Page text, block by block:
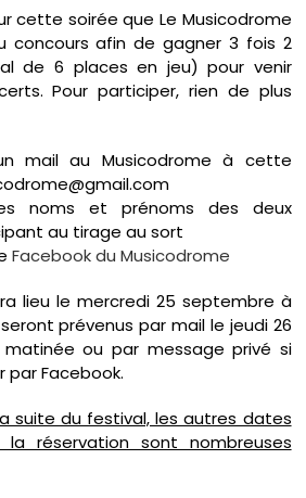
cette soirée que Le Musicodrome
concours afin de gagner 3 fois 2
de 6 places en jeu) pour venir
Pour participer, rien de plus
mail au Musicodrome à cette
noms et prénoms des deux
au tirage au sort
Facebook du Musicodrome
lieu le mercredi 25 septembre à
prévenus par mail le jeudi 26
ou par message privé si
par Facebook.
suite du festival, les autres dates
réservation sont nombreuses